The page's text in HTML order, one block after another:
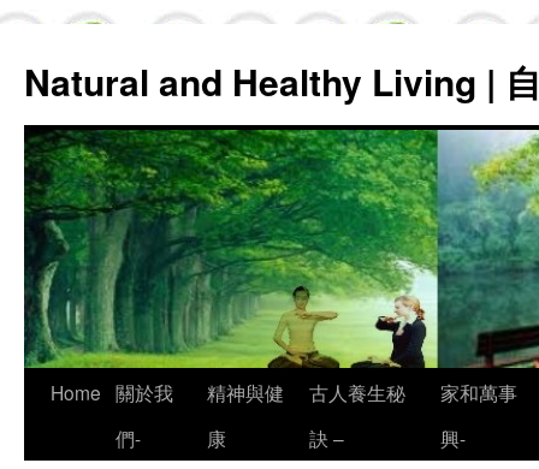
Natural and Healthy Living |
Skip
Home 關於我
們-
精神與健
康
古人養生秘
訣 –
家和萬事
興-